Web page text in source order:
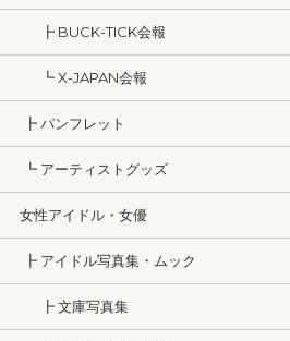
┣ BUCK-TICK会報
┗ X-JAPAN会報
┣ パンフレット
┗ アーティストグッズ
女性アイドル・女優
┣ アイドル写真集・ムック
┣ 文庫写真集